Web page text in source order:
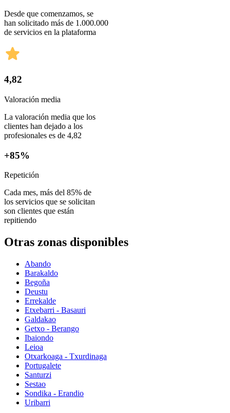
Desde que comenzamos, se
han solicitado más de 1.000.000
de servicios en la plataforma
4,82
Valoración media
La valoración media que los
clientes han dejado a los
profesionales es de 4,82
+85%
Repetición
Cada mes, más del 85% de
los servicios que se solicitan
son clientes que están
repitiendo
Otras zonas disponibles
Abando
Barakaldo
Begoña
Deustu
Errekalde
Etxebarri - Basauri
Galdakao
Getxo - Berango
Ibaiondo
Leioa
Otxarkoaga - Txurdinaga
Portugalete
Santurzi
Sestao
Sondika - Erandio
Uribarri